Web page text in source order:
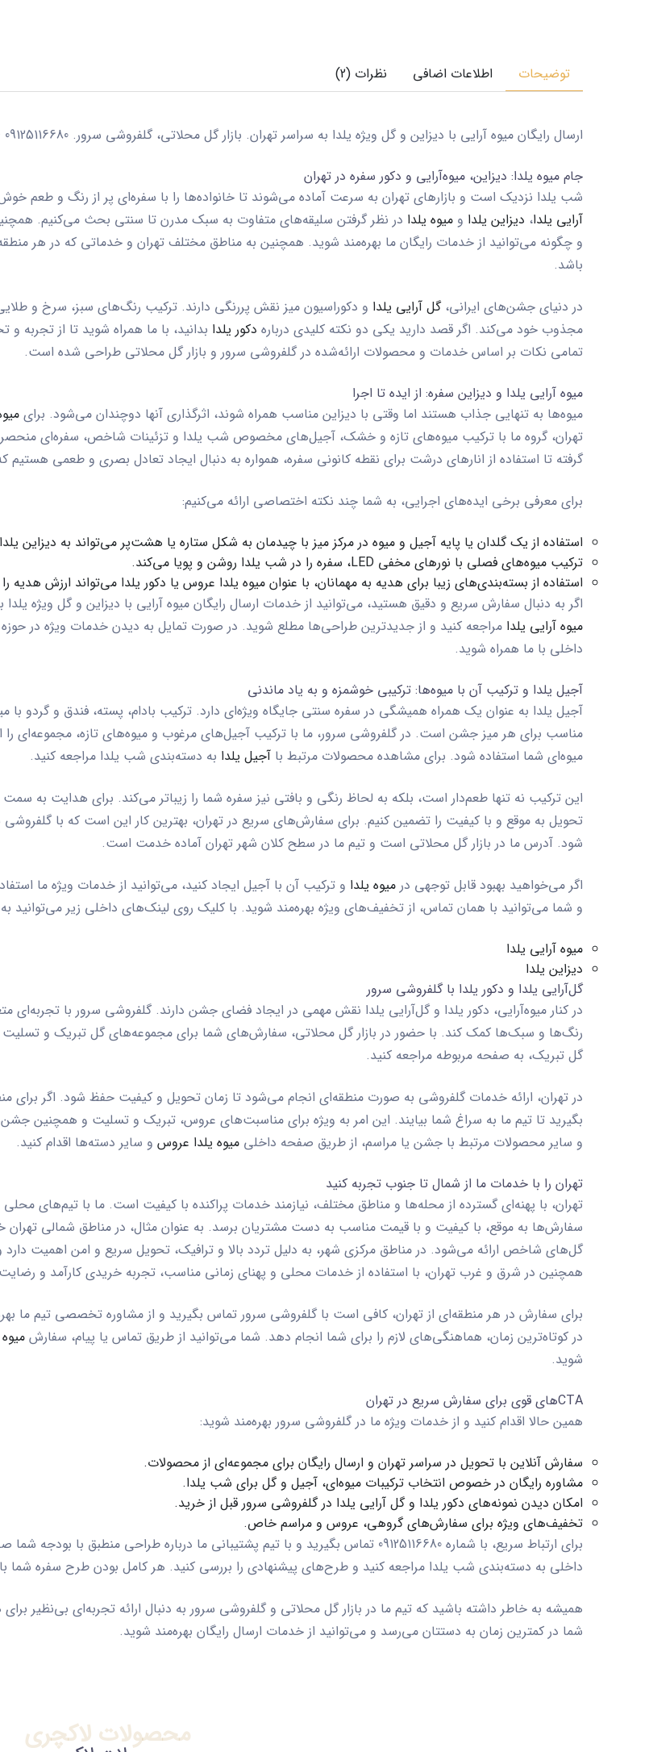
توضیحات اطلاعات اضافی نظرات (2)
ارسال رایگان میوه آرایی با دیزاین و گل ویژه یلدا به سراسر تهران. بازار گل محلاتی، گلفروشی سرور. 09125116680 + انواع دسته گل عروس، تاج گل تبریک و تسلیت
جام میوه یلدا: دیزاین، میوه‌آرایی و دکور سفره در تهران
شب یلدا نزدیک است و بازارهای تهران به سرعت آماده می‌شوند تا خانواده‌ها را با سفره‌ای پر از رنگ و طعم
آرایی یلدا، دیزاین یلدا ومیوه یلدا در نظر گرفتن سلیقه‌های متفاوت به سبک مدرن تا سنتی بحث می‌کنیم.
و چگونه می‌توانید از خدمات رایگان ما بهره‌مند شوید. همچنین به مناطق مختلف تهران و خدماتی که در هر
باشد.
در دنیای جشن‌های ایرانی،گل آرایی یلدا و دکوراسیون میز نقش پررنگی دارند. ترکیب رنگ‌های سبز، سرخ و
مجذوب خود می‌کند. اگر قصد دارید یکی دو نکته کلیدی درباره دکور یلدا بدانید، با ما همراه شوید تا از
تمامی نکات بر اساس خدمات و محصولات ارائه‌شده در گلفروشی سرور و بازار گل محلاتی طراحی شده است.
میوه آرایی یلدا و دیزاین سفره: از ایده تا اجرا
میوه‌ها به تنهایی جذاب هستند اما وقتی با دیزاین مناسب همراه شوند، اثرگذاری آنها دوچندان می‌شود. برای
تهران، گروه ما با ترکیب میوه‌های تازه و خشک، آجیل‌های مخصوص شب یلدا و تزئینات شاخص، سفره‌ای منحصر به
گرفته تا استفاده از انارهای درشت برای نقطه کانونی سفره، همواره به دنبال ایجاد تعادل بصری و طعمی
برای معرفی برخی ایده‌های اجرایی، به شما چند نکته اختصاصی ارائه می‌کنیم:
استفاده از یک گلدان یا پایه آجیل و میوه در مرکز میز با چیدمان به شکل ستاره یا هشت‌پر می‌تواند به دیزاین یلدا
ترکیب میوه‌های فصلی با نورهای مخفی LED، سفره را در شب یلدا روشن و پویا می‌کند.
استفاده از بسته‌بندی‌های زیبا برای هدیه به مهمانان، با عنوانمیوه یلدا عروس یا دکور یلدا می‌تواند ارزش هدیه را
اگر به دنبال سفارش سریع و دقیق هستید، می‌توانید از خدمات ارسال رایگان میوه آرایی با دیزاین و گل ویژه
میوه آرایی یلدا مراجعه کنید و از جدیدترین طراحی‌ها مطلع شوید. در صورت تمایل به دیدن خدمات ویژه در حوزه
داخلی با ما همراه شوید.
آجیل یلدا و ترکیب آن با میوه‌ها: ترکیبی خوشمزه و به یاد ماندنی
آجیل یلدا به عنوان یک همراه همیشگی در سفره سنتی جایگاه ویژه‌ای دارد. ترکیب بادام، پسته، فندق و
مناسب برای هر میز جشن است. در گلفروشی سرور، ما با ترکیب آجیل‌های مرغوب و میوه‌های تازه، مجموعه‌ای را
میوه‌ای شما استفاده شود. برای مشاهده محصولات مرتبط باآجیل یلدا به دسته‌بندی شب یلدا مراجعه کنید.
این ترکیب نه تنها طعم‌دار است، بلکه به لحاظ رنگی و بافتی نیز سفره شما را زیباتر می‌کند. برای هدایت به
تحویل به موقع و با کیفیت را تضمین کنیم. برای سفارش‌های سریع در تهران، بهترین کار این است که با
شود. آدرس ما در بازار گل محلاتی است و تیم ما در سطح کلان شهر تهران آماده خدمت است.
اگر می‌خواهید بهبود قابل توجهی درمیوه یلدا و ترکیب آن با آجیل ایجاد کنید، می‌توانید از خدمات ویژه ما
و شما می‌توانید با همان تماس، از تخفیف‌های ویژه بهره‌مند شوید. با کلیک روی لینک‌های داخلی زیر می‌توانید
میوه آرایی یلدا
دیزاین یلدا
گل‌آرایی یلدا و دکور یلدا با گلفروشی سرور
در کنار میوه‌آرایی، دکور یلدا وگل‌آرایی یلدا نقش مهمی در ایجاد فضای جشن دارند. گلفروشی سرور با تجربه‌ای
رنگ‌ها و سبک‌ها کمک کند. با حضور در بازار گل محلاتی، سفارش‌های شما برای مجموعه‌های گل تبریک و
گل تبریک، به صفحه مربوطه مراجعه کنید.
در تهران، ارائه خدمات گلفروشی به صورت منطقه‌ای انجام می‌شود تا زمان تحویل و کیفیت حفظ شود. اگر برای
بگیرید تا تیم ما به سراغ شما بیایند. این امر به ویژه برای مناسبت‌های عروس، تبریک و تسلیت و همچنین
و سایر محصولات مرتبط با جشن یا مراسم، از طریق صفحه داخلیمیوه یلدا عروس و سایر دسته‌ها اقدام کنید.
تهران را با خدمات ما از شمال تا جنوب تجربه کنید
تهران، با پهنه‌ای گسترده از محله‌ها و مناطق مختلف، نیازمند خدمات پراکنده با کیفیت است. ما با تیم‌های
سفارش‌ها به موقع، با کیفیت و با قیمت مناسب به دست مشتریان برسد. به عنوان مثال، در مناطق شمالی
گل‌های شاخص ارائه می‌شود. در مناطق مرکزی شهر، به دلیل تردد بالا و ترافیک، تحویل سریع و امن اهمیت دارد
همچنین در شرق و غرب تهران، با استفاده از خدمات محلی و پهنای زمانی مناسب، تجربه خریدی کارآمد و
برای سفارش در هر منطقه‌ای از تهران، کافی است با گلفروشی سرور تماس بگیرید و از مشاوره تخصصی تیم ما
در کوتاه‌ترین زمان، هماهنگی‌های لازم را برای شما انجام دهد. شما می‌توانید از طریق تماس یا پیام، سفارش
شوید.
CTAهای قوی برای سفارش سریع در تهران
همین حالا اقدام کنید و از خدمات ویژه ما در گلفروشی سرور بهره‌مند شوید:
سفارش آنلاین با تحویل در سراسر تهران و ارسال رایگان برای مجموعه‌ای از محصولات.
مشاوره رایگان در خصوص انتخاب ترکیبات میوه‌ای، آجیل و گل برای شب یلدا.
امکان دیدن نمونه‌های دکور یلدا وگل آرایی یلدا در گلفروشی سرور قبل از خرید.
تخفیف‌های ویژه برای سفارش‌های گروهی، عروس و مراسم خاص.
برای ارتباط سریع، با شماره 09125116680 تماس بگیرید و با تیم پشتیبانی ما درباره
داخلی به دسته‌بندی شب یلدا مراجعه کنید و طرح‌های پیشنهادی را بررسی کنید. هر کامل بودن طرح سفره شما
همیشه به خاطر داشته باشید که تیم ما در بازار گل محلاتی وگلفروشی سرور به دنبال ارائه تجربه‌ای بی‌نظیر
شما در کمترین زمان به دستتان می‌رسد و می‌توانید از خدمات ارسال رایگان بهره‌مند شوید.
محصولات لاکچری